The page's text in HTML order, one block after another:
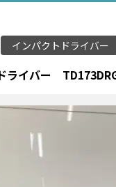
インパクトドライバー
イバー